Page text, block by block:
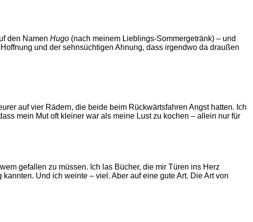
den Namen Hugo (nach meinem Lieblings-Sommergetränk) – und
und der sehnsüchtigen Ahnung, dass irgendwo da draußen
auf vier Rädern, die beide beim Rückwärtsfahren Angst hatten. Ich
mein Mut oft kleiner war als meine Lust zu kochen – allein nur für
gefallen zu müssen. Ich las Bücher, die mir Türen ins Herz
Und ich weinte – viel. Aber auf eine gute Art. Die Art von